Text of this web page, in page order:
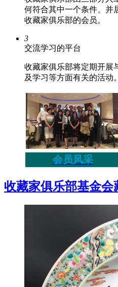
何符合其中一个条件、并
收藏家俱乐部的会员。
3
交流学习的平台
收藏家俱乐部将定期开展
及学习等方面有关的活动。
会员风采
收藏家俱乐部基金会